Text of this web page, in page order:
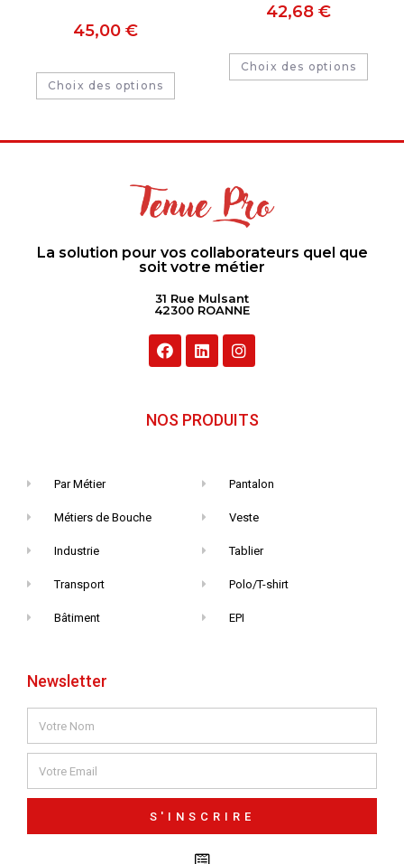
45,00 €
Choix des options
42,68 €
Choix des options
La solution pour vos collaborateurs quel que
soit votre métier
31 Rue Mulsant
42300 ROANNE
NOS PRODUITS
Par Métier
Métiers de Bouche
Industrie
Transport
Bâtiment
Pantalon
Veste
Tablier
Polo/T-shirt
EPI
Newsletter
S'INSCRIRE